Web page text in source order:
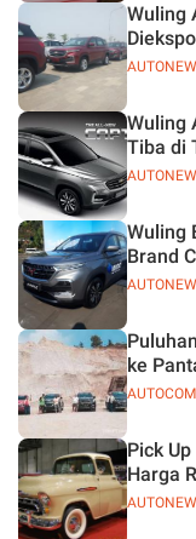
Wuling
Wuling
Tiba di
Wuling
Brand
ke
Pick
Harga